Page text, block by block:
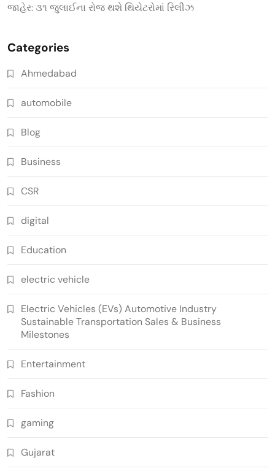
જાહેર: ૩૧ જુલાઈના રોજ થશે થિયેટરોમાં રિલીઝ
Categories
Ahmedabad
automobile
Blog
Business
CSR
digital
Education
electric vehicle
Electric Vehicles (EVs) Automotive Industry
Sustainable Transportation Sales & Business
Milestones
Entertainment
Fashion
gaming
Gujarat